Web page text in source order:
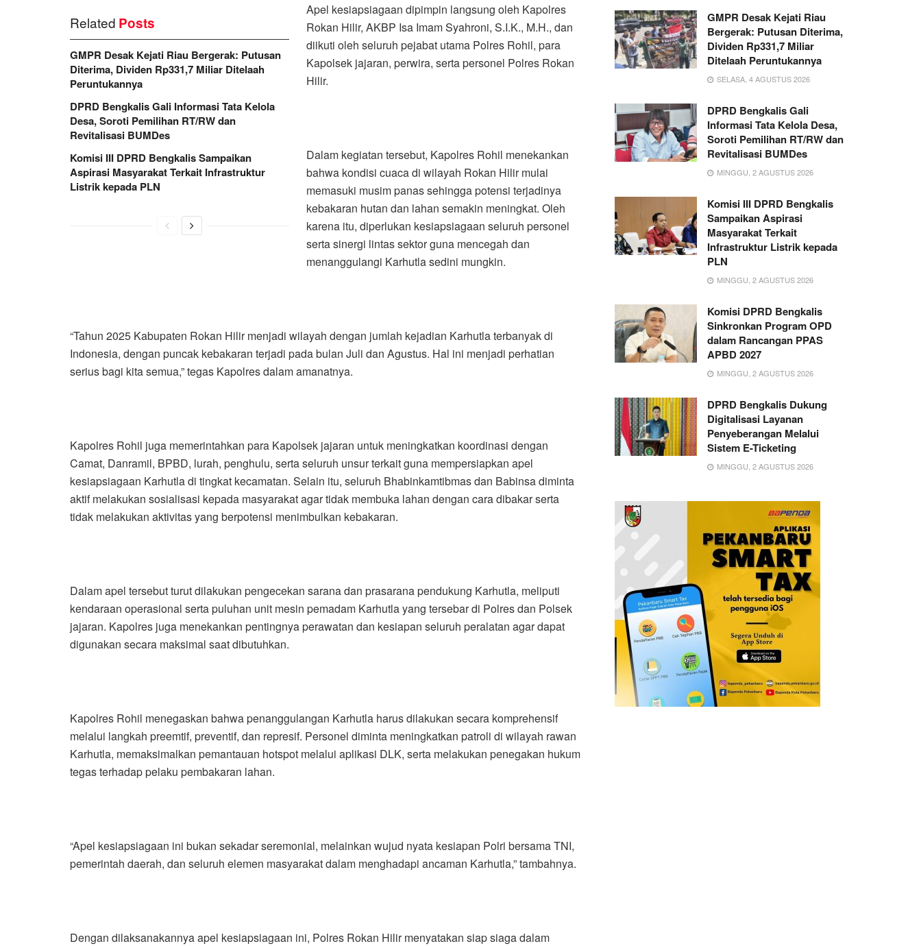
Related Posts
GMPR Desak Kejati Riau Bergerak: Putusan
Diterima, Dividen Rp331,7 Miliar Ditelaah
Peruntukannya
DPRD Bengkalis Gali Informasi Tata Kelola
Desa, Soroti Pemilihan RT/RW dan
Revitalisasi BUMDes
Komisi III DPRD Bengkalis Sampaikan
Aspirasi Masyarakat Terkait Infrastruktur
Listrik kepada PLN
Apel kesiapsiagaan dipimpin langsung oleh Kapolres
Rokan Hilir, AKBP Isa Imam Syahroni, S.I.K., M.H., dan
diikuti oleh seluruh pejabat utama Polres Rohil, para
Kapolsek jajaran, perwira, serta personel Polres Rokan
Hilir.
Dalam kegiatan tersebut, Kapolres Rohil menekankan
bahwa kondisi cuaca di wilayah Rokan Hilir mulai
memasuki musim panas sehingga potensi terjadinya
kebakaran hutan dan lahan semakin meningkat. Oleh
karena itu, diperlukan kesiapsiagaan seluruh personel
serta sinergi lintas sektor guna mencegah dan
menanggulangi Karhutla sedini mungkin.
“Tahun 2025 Kabupaten Rokan Hilir menjadi wilayah dengan jumlah kejadian Karhutla terbanyak di
Indonesia, dengan puncak kebakaran terjadi pada bulan Juli dan Agustus. Hal ini menjadi perhatian
serius bagi kita semua,” tegas Kapolres dalam amanatnya.
Kapolres Rohil juga memerintahkan para Kapolsek jajaran untuk meningkatkan koordinasi dengan
Camat, Danramil, BPBD, lurah, penghulu, serta seluruh unsur terkait guna mempersiapkan apel
kesiapsiagaan Karhutla di tingkat kecamatan. Selain itu, seluruh Bhabinkamtibmas dan Babinsa diminta
aktif melakukan sosialisasi kepada masyarakat agar tidak membuka lahan dengan cara dibakar serta
tidak melakukan aktivitas yang berpotensi menimbulkan kebakaran.
Dalam apel tersebut turut dilakukan pengecekan sarana dan prasarana pendukung Karhutla, meliputi
kendaraan operasional serta puluhan unit mesin pemadam Karhutla yang tersebar di Polres dan Polsek
jajaran. Kapolres juga menekankan pentingnya perawatan dan kesiapan seluruh peralatan agar dapat
digunakan secara maksimal saat dibutuhkan.
Kapolres Rohil menegaskan bahwa penanggulangan Karhutla harus dilakukan secara komprehensif
melalui langkah preemtif, preventif, dan represif. Personel diminta meningkatkan patroli di wilayah rawan
Karhutla, memaksimalkan pemantauan hotspot melalui aplikasi DLK, serta melakukan penegakan hukum
tegas terhadap pelaku pembakaran lahan.
“Apel kesiapsiagaan ini bukan sekadar seremonial, melainkan wujud nyata kesiapan Polri bersama TNI,
pemerintah daerah, dan seluruh elemen masyarakat dalam menghadapi ancaman Karhutla,” tambahnya.
Dengan dilaksanakannya apel kesiapsiagaan ini, Polres Rokan Hilir menyatakan siap siaga dalam
GMPR Desak Kejati Riau
Bergerak: Putusan Diterima,
Dividen Rp331,7 Miliar
Ditelaah Peruntukannya
SELASA, 4 AGUSTUS 2026
DPRD Bengkalis Gali
Informasi Tata Kelola Desa,
Soroti Pemilihan RT/RW dan
Revitalisasi BUMDes
MINGGU, 2 AGUSTUS 2026
Komisi III DPRD Bengkalis
Sampaikan Aspirasi
Masyarakat Terkait
Infrastruktur Listrik kepada
PLN
MINGGU, 2 AGUSTUS 2026
Komisi DPRD Bengkalis
Sinkronkan Program OPD
dalam Rancangan PPAS
APBD 2027
MINGGU, 2 AGUSTUS 2026
DPRD Bengkalis Dukung
Digitalisasi Layanan
Penyeberangan Melalui
Sistem E-Ticketing
MINGGU, 2 AGUSTUS 2026